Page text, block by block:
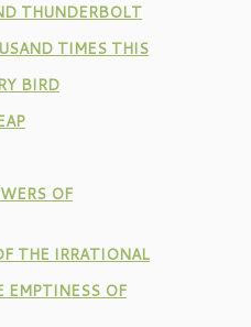
THUNDERBOLT
TIMES THIS
BIRD
OF
THE IRRATIONAL
EMPTINESS OF